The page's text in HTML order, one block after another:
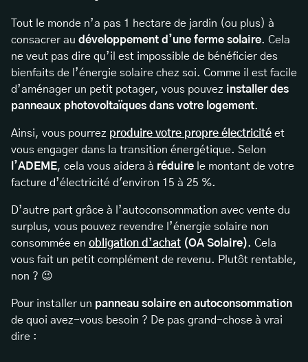
Tout le monde n’a pas 1 hectare de jardin (ou plus) à
consacrer au développement d’une ferme solaire. Cela
ne veut pas dire qu’il est impossible de bénéficier des
bienfaits de l’énergie solaire chez soi. Comme il est facile
d’aménager un petit potager, vous pouvez installer des
panneaux photovoltaïques dans votre logement.
Ainsi, vous pourrez produire votre propre électricité et
vous engager dans la transition énergétique. Selon
l’ADEME, cela vous aidera à réduire le montant de votre
facture d’électricité d'environ 15 à 25 %.
D’autre part grâce à l’autoconsommation avec vente du
surplus, vous pouvez revendre l’énergie solaire non
consommée en obligation d’achat (OA Solaire). Cela
vous fait un petit complément de revenu. Plutôt rentable,
non ? 😉
Pour installer un panneau solaire en autoconsommation
de quoi avez-vous besoin ? De pas grand-chose à vrai
dire :